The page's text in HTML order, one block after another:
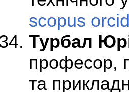
scopus
Турбал
професор,
та